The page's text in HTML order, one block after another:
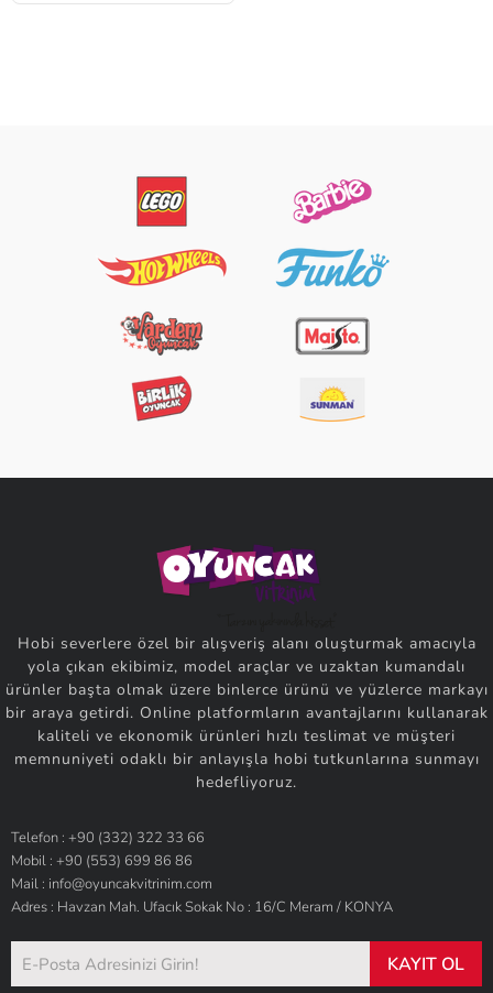
Hobi severlere özel bir alışveriş alanı oluşturmak amacıyla
yola çıkan ekibimiz, model araçlar ve uzaktan kumandalı
ürünler başta olmak üzere binlerce ürünü ve yüzlerce markayı
bir araya getirdi. Online platformların avantajlarını kullanarak
kaliteli ve ekonomik ürünleri hızlı teslimat ve müşteri
memnuniyeti odaklı bir anlayışla hobi tutkunlarına sunmayı
hedefliyoruz.
Telefon : +90 (332) 322 33 66
Mobil : +90 (553) 699 86 86
Mail : info@oyuncakvitrinim.com
Adres : Havzan Mah. Ufacık Sokak No : 16/C Meram / KONYA
KAYIT OL